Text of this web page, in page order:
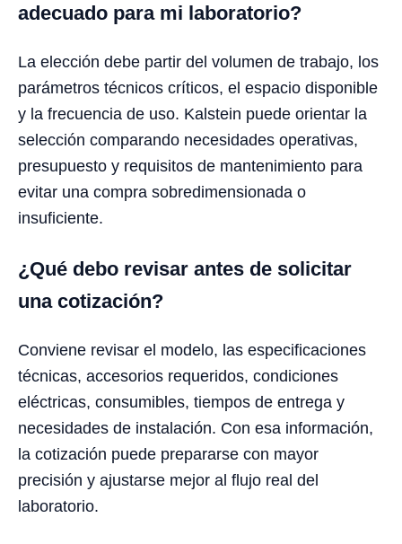
adecuado para mi laboratorio?
La elección debe partir del volumen de trabajo, los
parámetros técnicos críticos, el espacio disponible
y la frecuencia de uso. Kalstein puede orientar la
selección comparando necesidades operativas,
presupuesto y requisitos de mantenimiento para
evitar una compra sobredimensionada o
insuficiente.
¿Qué debo revisar antes de solicitar
una cotización?
Conviene revisar el modelo, las especificaciones
técnicas, accesorios requeridos, condiciones
eléctricas, consumibles, tiempos de entrega y
necesidades de instalación. Con esa información,
la cotización puede prepararse con mayor
precisión y ajustarse mejor al flujo real del
laboratorio.